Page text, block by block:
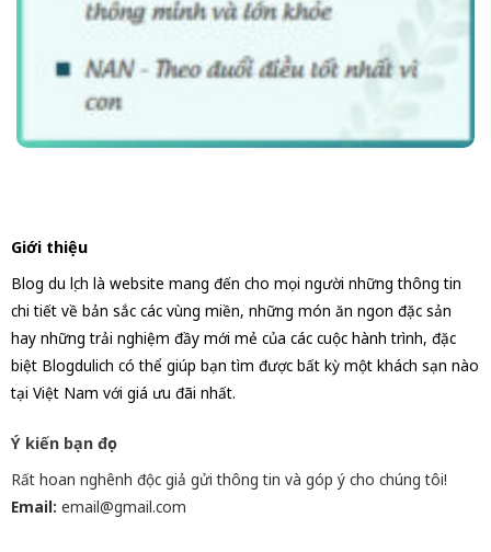
Giới thiệu
Blog du lịch là website mang đến cho mọi người những thông tin
chi tiết về bản sắc các vùng miền, những món ăn ngon đặc sản
hay những trải nghiệm đầy mới mẻ của các cuộc hành trình, đặc
biệt Blogdulich có thể giúp bạn tìm được bất kỳ một khách sạn nào
tại Việt Nam với giá ưu đãi nhất.
Ý kiến bạn đọc
Rất hoan nghênh độc giả gửi thông tin và góp ý cho chúng tôi!
Email: email@gmail.com